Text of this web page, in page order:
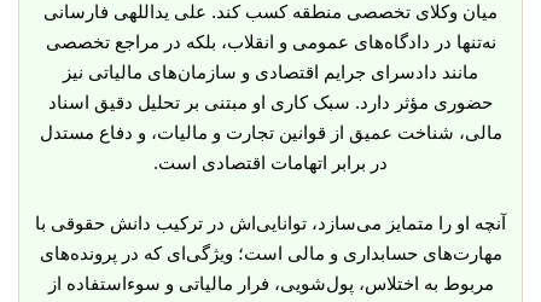
میان وکلای تخصصی منطقه کسب کند. علی یداللهی فارسانی
نه‌تنها در دادگاه‌های عمومی و انقلاب، بلکه در مراجع تخصصی
مانند دادسرای جرایم اقتصادی و سازمان‌های مالیاتی نیز
حضوری مؤثر دارد. سبک کاری او مبتنی بر تحلیل دقیق اسناد
مالی، شناخت عمیق از قوانین تجارت و مالیات، و دفاع مستدل
در برابر اتهامات اقتصادی است.
آنچه او را متمایز می‌سازد، توانایی‌اش در ترکیب دانش حقوقی با
مهارت‌های حسابداری و مالی است؛ ویژگی‌ای که در پرونده‌های
مربوط به اختلاس، پول‌شویی، فرار مالیاتی و سوءاستفاده از